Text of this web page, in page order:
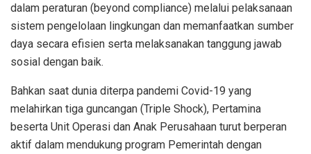
dalam peraturan (beyond compliance) melalui pelaksanaan
sistem pengelolaan lingkungan dan memanfaatkan sumber
daya secara efisien serta melaksanakan tanggung jawab
sosial dengan baik.
Bahkan saat dunia diterpa pandemi Covid-19 yang
melahirkan tiga guncangan (Triple Shock), Pertamina
beserta Unit Operasi dan Anak Perusahaan turut berperan
aktif dalam mendukung program Pemerintah dengan